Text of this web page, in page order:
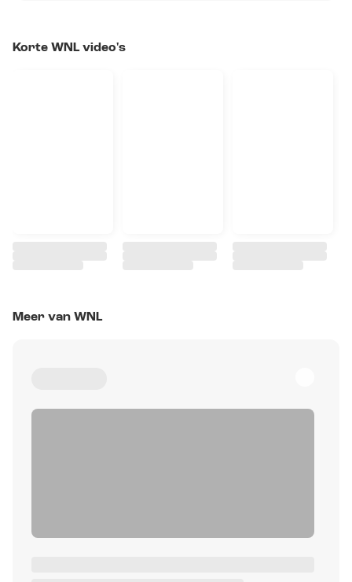
Korte WNL video's
Meer van WNL